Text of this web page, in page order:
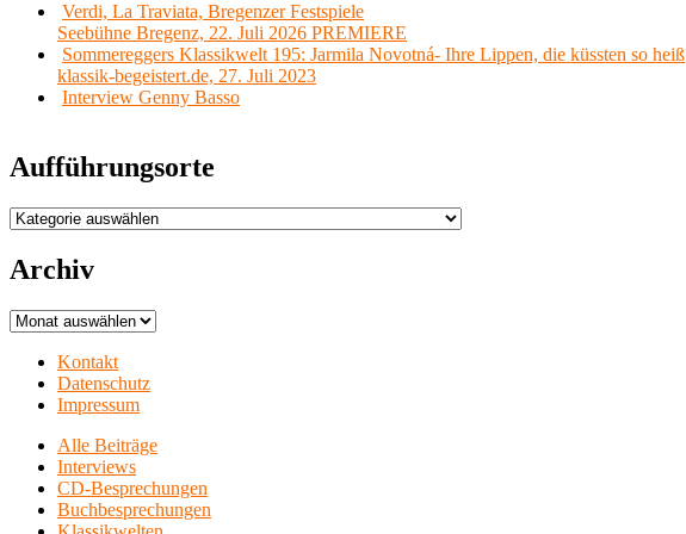
Verdi, La Traviata, Bregenzer Festspiele
Seebühne Bregenz, 22. Juli 2026 PREMIERE
Sommereggers Klassikwelt 195: Jarmila Novotná- Ihre Lippen, die küssten so heiß
klassik-begeistert.de, 27. Juli 2023
Interview Genny Basso
Aufführungsorte
Aufführungsorte
Archiv
Archiv
Kontakt
Datenschutz
Impressum
Alle Beiträge
Interviews
CD-Besprechungen
Buchbesprechungen